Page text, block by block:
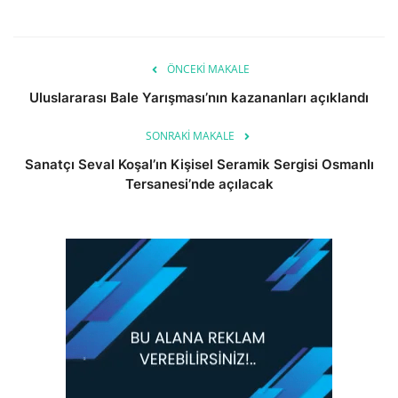
ÖNCEKI MAKALE
Uluslararası Bale Yarışması’nın kazananları açıklandı
SONRAKI MAKALE
Sanatçı Seval Koşal’ın Kişisel Seramik Sergisi Osmanlı
Tersanesi’nde açılacak